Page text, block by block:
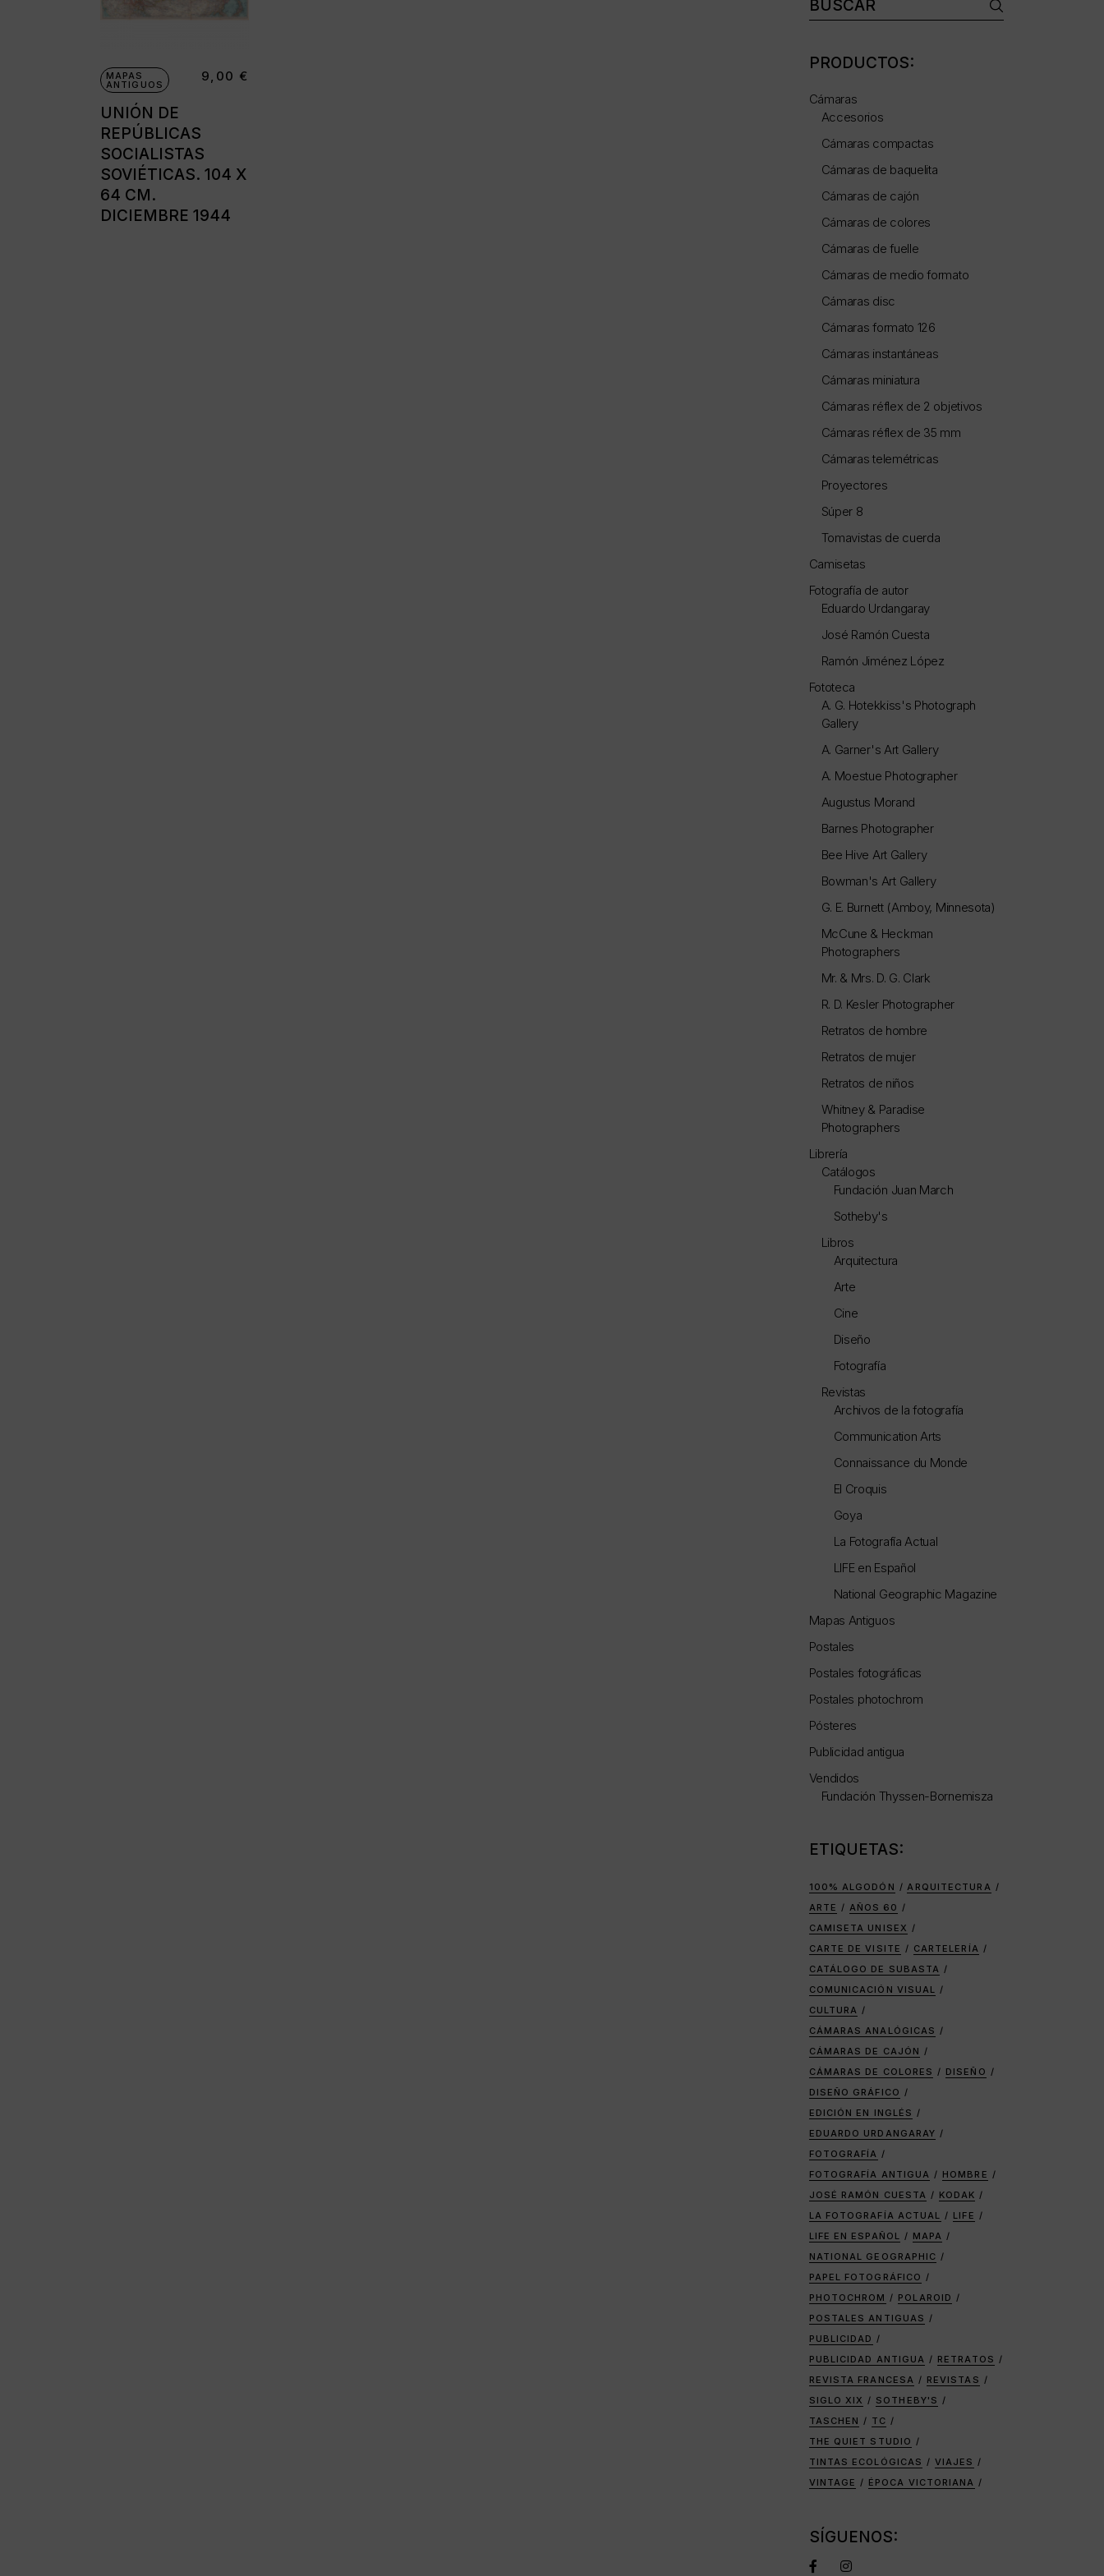
MAPAS
ANTIGUOS
UNIÓN DE
REPÚBLICAS
SOCIALISTAS
SOVIÉTICAS. 104 X
64 CM.
DICIEMBRE 1944
9,00 €
PRODUCTOS:
Cámaras
Accesorios
Cámaras compactas
Cámaras de baquelita
Cámaras de cajón
Cámaras de colores
Cámaras de fuelle
Cámaras de medio formato
Cámaras disc
Cámaras formato 126
Cámaras instantáneas
Cámaras miniatura
Cámaras réflex de 2 objetivos
Cámaras réflex de 35 mm
Cámaras telemétricas
Proyectores
Súper 8
Tomavistas de cuerda
Camisetas
Fotografía de autor
Eduardo Urdangaray
José Ramón Cuesta
Ramón Jiménez López
Fototeca
A. G. Hotekkiss's Photograph
Gallery
A. Garner's Art Gallery
A. Moestue Photographer
Augustus Morand
Barnes Photographer
Bee Hive Art Gallery
Bowman's Art Gallery
G. E. Burnett (Amboy, Minnesota)
McCune & Heckman
Photographers
Mr. & Mrs. D. G. Clark
R. D. Kesler Photographer
Retratos de hombre
Retratos de mujer
Retratos de niños
Whitney & Paradise
Photographers
Librería
Catálogos
Fundación Juan March
Sotheby's
Libros
Arquitectura
Arte
Cine
Diseño
Fotografía
Revistas
Archivos de la fotografía
Communication Arts
Connaissance du Monde
El Croquis
Goya
La Fotografía Actual
LIFE en Español
National Geographic Magazine
Mapas Antiguos
Postales
Postales fotográficas
Postales photochrom
Pósteres
Publicidad antigua
Vendidos
Fundación Thyssen-Bornemisza
ETIQUETAS:
100% ALGODÓN
ARQUITECTURA
ARTE
AÑOS 60
CAMISETA UNISEX
CARTE DE VISITE
CARTELERÍA
CATÁLOGO DE SUBASTA
COMUNICACIÓN VISUAL
CULTURA
CÁMARAS ANALÓGICAS
CÁMARAS DE CAJÓN
CÁMARAS DE COLORES
DISEÑO
DISEÑO GRÁFICO
EDICIÓN EN INGLÉS
EDUARDO URDANGARAY
FOTOGRAFÍA
FOTOGRAFÍA ANTIGUA
HOMBRE
JOSÉ RAMÓN CUESTA
KODAK
LA FOTOGRAFÍA ACTUAL
LIFE
LIFE EN ESPAÑOL
MAPA
NATIONAL GEOGRAPHIC
PAPEL FOTOGRÁFICO
PHOTOCHROM
POLAROID
POSTALES ANTIGUAS
PUBLICIDAD
PUBLICIDAD ANTIGUA
RETRATOS
REVISTA FRANCESA
REVISTAS
SIGLO XIX
SOTHEBY'S
TASCHEN
TC
THE QUIET STUDIO
TINTAS ECOLÓGICAS
VIAJES
VINTAGE
ÉPOCA VICTORIANA
SÍGUENOS: